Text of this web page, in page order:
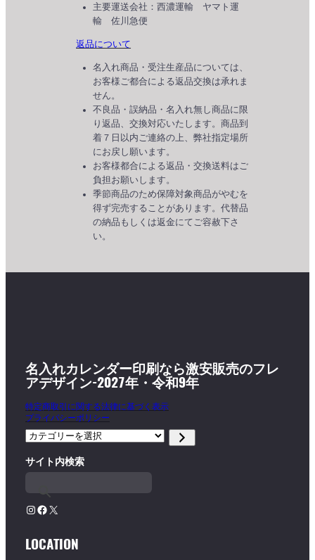
主要運送会社：西濃運輸 ヤマト運
輸 佐川急便
返品について
名入れ商品・受注生産品については、
お客様ご都合による返品交換は承れま
せん。
不良品・誤納品・名入れ無し商品に限
り返品、交換対応いたします。商品到
着７日以内ご連絡の上、弊社指定場所
にお戻し願います。
お客様都合による返品・交換送料はご
負担お願いします。
季節商品のため保障対象商品がやむを
得ず完売することがあります。代替品
の納品もしくは返金にてご容赦下さ
い。
名入れカレンダー印刷なら激安販売のフレ
アデザイン-2027年・令和9年
特定商取引に関する法律に基づく表示
プライバシーポリシー
カ
ゴ
リ
ー
を
サイト内検索
Instagram Facebook X
LOCATION